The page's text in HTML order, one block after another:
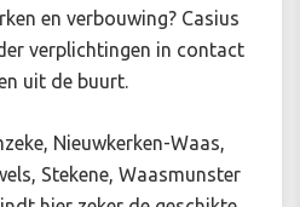
en verbouwing? Casius
verplichtingen in contact
uit de buurt.
Nieuwkerken-Waas,
Stekene, Waasmunster